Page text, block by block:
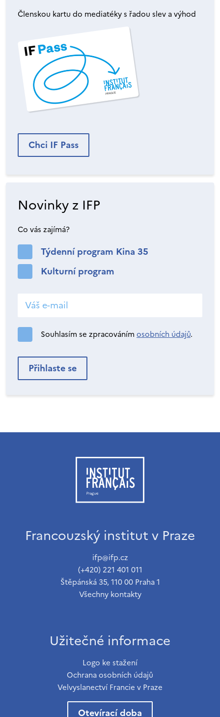
Členskou kartu do mediatéky s řadou slev a výhod
Chci IF Pass
Novinky z IFP
Co vás zajímá?
Týdenní program Kina 35
Kulturní program
Souhlasím se zpracováním osobních údajů.
Francouzský institut v Praze
ifp@ifp.cz
(+420) 221 401 011
Štěpánská 35, 110 00 Praha 1
Všechny kontakty
Užitečné informace
Logo ke stažení
Ochrana osobních údajů
Velvyslanectví Francie v Praze
Otevírací doba